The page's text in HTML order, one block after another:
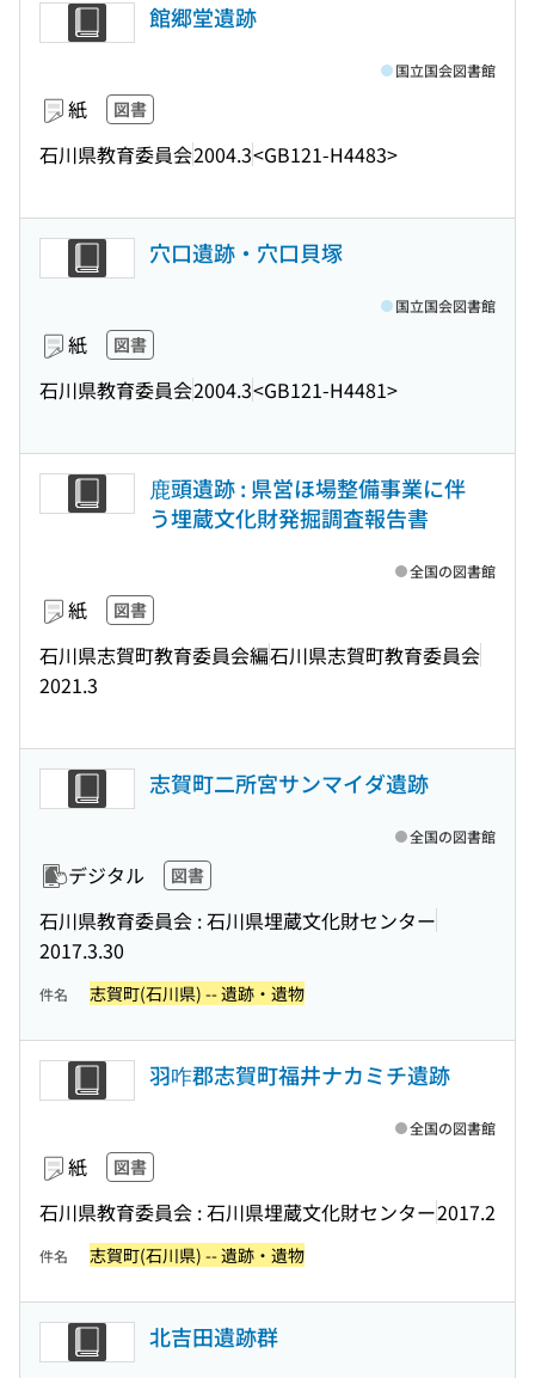
館郷堂遺跡
紙 図書
石川県教育委員会2004.3<GB121-H4483>
国立国会図書館
穴口遺跡・穴口貝塚
紙 図書
石川県教育委員会2004.3<GB121-H4481>
国立国会図書館
鹿頭遺跡 : 県営ほ場整備事業に伴
う埋蔵文化財発掘調査報告書
紙 図書
石川県志賀町教育委員会編石川県志賀町教育委員会
2021.3
全国の図書館
志賀町二所宮サンマイダ遺跡
デジタル 図書
石川県教育委員会 : 石川県埋蔵文化財センター
2017.3.30
全国の図書館
件名 志賀町(石川県) -- 遺跡・遺物
羽咋郡志賀町福井ナカミチ遺跡
紙 図書
石川県教育委員会 : 石川県埋蔵文化財センター2017.2
全国の図書館
件名 志賀町(石川県) -- 遺跡・遺物
北吉田遺跡群